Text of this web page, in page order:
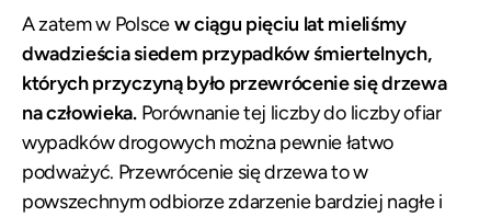
A zatem w Polscew ciągu pięciu lat mieliśmy
dwadzieścia siedem przypadków śmiertelnych,
których przyczyną było przewrócenie się drzewa
na człowieka.Porównanie tej liczby do liczby ofiar
wypadków drogowych można pewnie łatwo
podważyć. Przewrócenie się drzewa to w
powszechnym odbiorze zdarzenie bardziej nagłe i